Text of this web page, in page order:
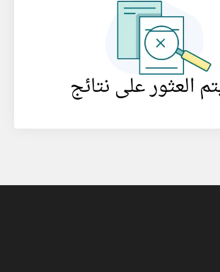
العثور على نتائج